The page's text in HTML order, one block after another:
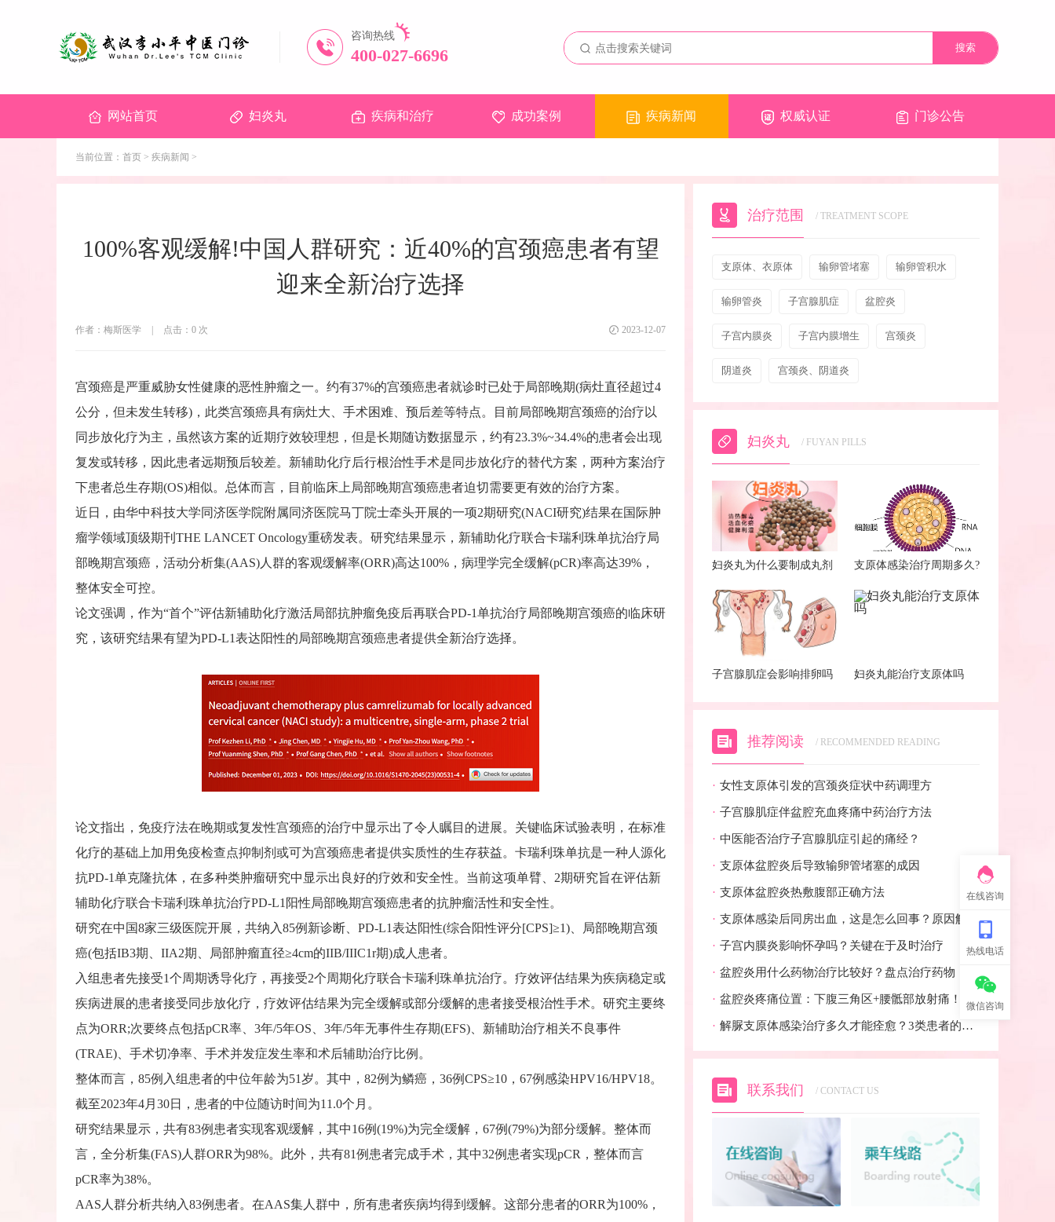
咨询热线
400-027-6696
网站首页 妇炎丸 疾病和治疗 成功案例 疾病新闻 权威认证 门诊公告
当前位置： 首页 > 疾病新闻 >
100%客观缓解!中国人群研究：近40%的宫颈癌患者有望
迎来全新治疗选择
作者：梅斯医学 点击： 0 次 2023-12-07
宫颈癌是严重威胁女性健康的恶性肿瘤之一。约有37%的宫颈癌患者就诊时已处于局部晚期(病灶直径超过4
公分，但未发生转移)，此类宫颈癌具有病灶大、手术困难、预后差等特点。目前局部晚期宫颈癌的治疗以
同步放化疗为主，虽然该方案的近期疗效较理想，但是长期随访数据显示，约有23.3%~34.4%的患者会出现
复发或转移，因此患者远期预后较差。新辅助化疗后行根治性手术是同步放化疗的替代方案，两种方案治疗
下患者总生存期(OS)相似。总体而言，目前临床上局部晚期宫颈癌患者迫切需要更有效的治疗方案。
近日，由华中科技大学同济医学院附属同济医院马丁院士牵头开展的一项2期研究(NACI研究)结果在国际肿
瘤学领域顶级期刊THE LANCET Oncology重磅发表。研究结果显示，新辅助化疗联合卡瑞利珠单抗治疗局
部晚期宫颈癌，活动分析集(AAS)人群的客观缓解率(ORR)高达100%，病理学完全缓解(pCR)率高达39%，
整体安全可控。
论文强调，作为“首个”评估新辅助化疗激活局部抗肿瘤免疫后再联合PD-1单抗治疗局部晚期宫颈癌的临床研
究，该研究结果有望为PD-L1表达阳性的局部晚期宫颈癌患者提供全新治疗选择。
论文指出，免疫疗法在晚期或复发性宫颈癌的治疗中显示出了令人瞩目的进展。关键临床试验表明，在标准
化疗的基础上加用免疫检查点抑制剂或可为宫颈癌患者提供实质性的生存获益。卡瑞利珠单抗是一种人源化
抗PD-1单克隆抗体，在多种类肿瘤研究中显示出良好的疗效和安全性。当前这项单臂、2期研究旨在评估新
辅助化疗联合卡瑞利珠单抗治疗PD-L1阳性局部晚期宫颈癌患者的抗肿瘤活性和安全性。
研究在中国8家三级医院开展，共纳入85例新诊断、PD-L1表达阳性(综合阳性评分[CPS]≥1)、局部晚期宫颈
癌(包括IB3期、IIA2期、局部肿瘤直径≥4cm的IIB/IIIC1r期)成人患者。
入组患者先接受1个周期诱导化疗，再接受2个周期化疗联合卡瑞利珠单抗治疗。疗效评估结果为疾病稳定或
疾病进展的患者接受同步放化疗，疗效评估结果为完全缓解或部分缓解的患者接受根治性手术。研究主要终
点为ORR;次要终点包括pCR率、3年/5年OS、3年/5年无事件生存期(EFS)、新辅助治疗相关不良事件
(TRAE)、手术切净率、手术并发症发生率和术后辅助治疗比例。
整体而言，85例入组患者的中位年龄为51岁。其中，82例为鳞癌，36例CPS≥10，67例感染HPV16/HPV18。
截至2023年4月30日，患者的中位随访时间为11.0个月。
研究结果显示，共有83例患者实现客观缓解，其中16例(19%)为完全缓解，67例(79%)为部分缓解。整体而
言，全分析集(FAS)人群ORR为98%。此外，共有81例患者完成手术，其中32例患者实现pCR，整体而言
pCR率为38%。
AAS人群分析共纳入83例患者。在AAS集人群中，所有患者疾病均得到缓解。这部分患者的ORR为100%，
治疗范围 / TREATMENT SCOPE
支原体、衣原体 输卵管堵塞 输卵管积水
输卵管炎 子宫腺肌症 盆腔炎
子宫内膜炎 子宫内膜增生 宫颈炎
阴道炎 宫颈炎、阴道炎
妇炎丸 / FUYAN PILLS
妇炎丸为什么要制成丸剂 支原体感染治疗周期多久?
子宫腺肌症会影响排卵吗 妇炎丸能治疗支原体吗
推荐阅读 / RECOMMENDED READING
· 女性支原体引发的宫颈炎症状中药调理方
· 子宫腺肌症伴盆腔充血疼痛中药治疗方法
· 中医能否治疗子宫腺肌症引起的痛经？
· 支原体盆腔炎后导致输卵管堵塞的成因
· 支原体盆腔炎热敷腹部正确方法
· 支原体感染后同房出血，这是怎么回事？原因解析
· 子宫内膜炎影响怀孕吗？关键在于及时治疗
· 盆腔炎用什么药物治疗比较好？盘点治疗药物（必遵医嘱）
· 盆腔炎疼痛位置：下腹三角区+腰骶部放射痛！可对照位置自查
· 解脲支原体感染治疗多久才能痊愈？3类患者的周期对照表
联系我们 / CONTACT US
在线咨询
热线电话
微信咨询